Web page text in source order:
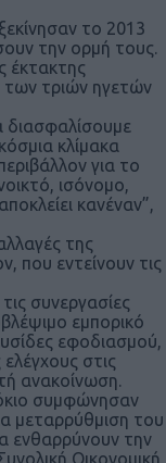
το 2013
την ορμή τους.
έκτακτης
των τριών ηγετών
διασφαλίσουμε
κλίμακα
για το
ισόνομο,
κανέναν”,
της
που εντείνουν τις
συνεργασίες
εμπορικό
εφοδιασμού,
στις
ανακοίνωση.
συμφώνησαν
μεταρρύθμιση του
ενθαρρύνουν την
Οικονομική